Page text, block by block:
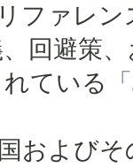
ファレ
回避策
ている
および